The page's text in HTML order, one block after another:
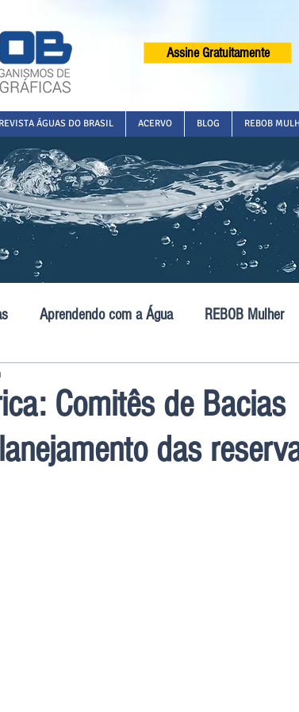
Assine Gratuitamente
REVISTA ÁGUAS DO BRASIL ACERVO BLOG REBOB
Aprendendo com a Água REBOB Mulher
Comitês de Bacias
das